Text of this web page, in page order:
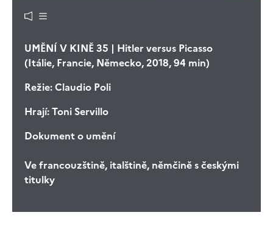
UMĚNÍ V KINĚ 35 | Hitler versus Picasso
(Itálie, Francie, Německo, 2018, 94 min)
Režie:Claudio Poli
Hrají:Toni Servillo
Dokument o umění
Ve francouzštině, italštině, němčině s českými
titulky